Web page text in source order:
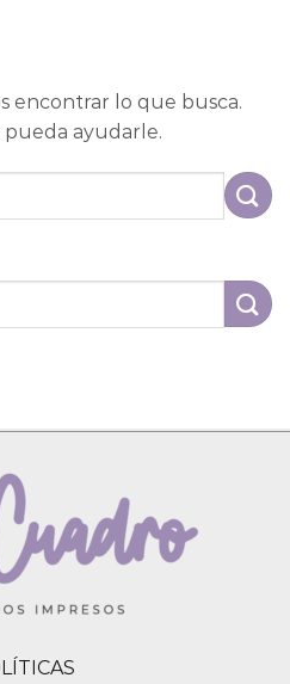
encontrar lo que busca.
pueda ayudarle.